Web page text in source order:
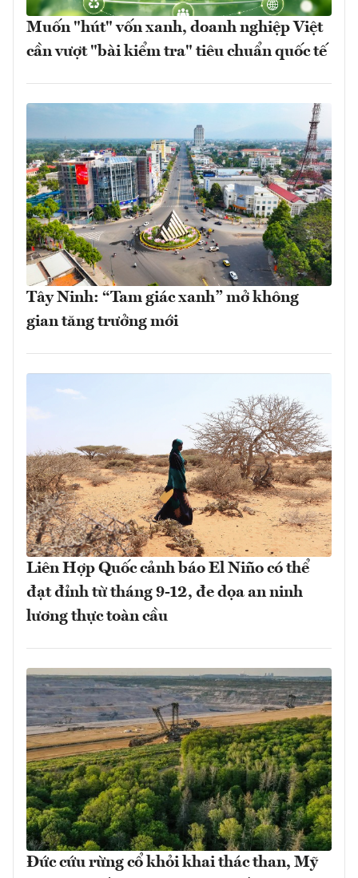
Muốn "hút" vốn xanh, doanh nghiệp Việt
cần vượt "bài kiểm tra" tiêu chuẩn quốc tế
Tây Ninh: “Tam giác xanh” mở không
gian tăng trưởng mới
Liên Hợp Quốc cảnh báo El Niño có thể
đạt đỉnh từ tháng 9-12, đe dọa an ninh
lương thực toàn cầu
Đức cứu rừng cổ khỏi khai thác than, Mỹ